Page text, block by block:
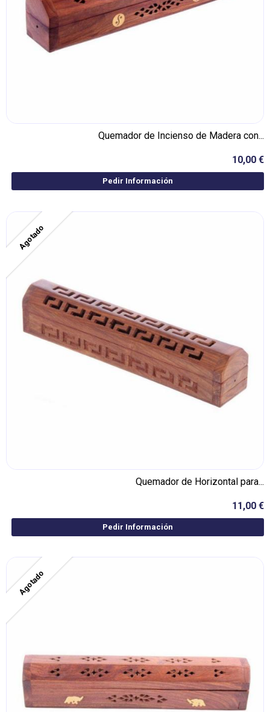
Quemador de Incienso de Madera con...
10,00 €
Pedir Información
Agotado
Quemador de Horizontal para...
11,00 €
Pedir Información
Agotado